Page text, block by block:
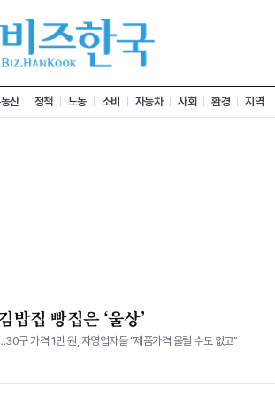
산 정책 노동 소비 자동차 사회 환경 지역
밥집 빵집은 ‘울상’
구 가격 1만 원, 자영업자들 "제품가격 올릴 수도 없고"